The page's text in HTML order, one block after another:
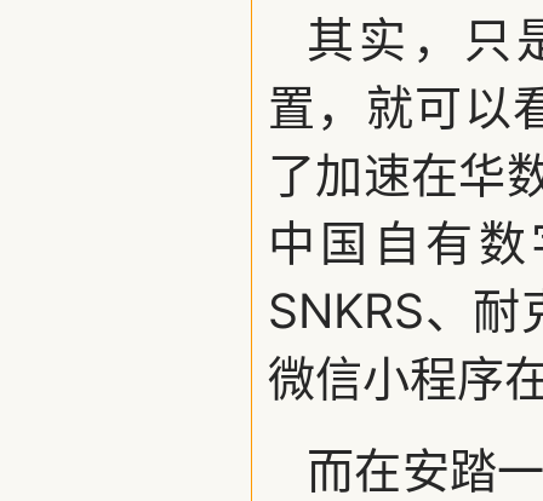
其实，只
置，就可以
了加速在华
中国自有
SNKRS、
微信小程序
而在安踏